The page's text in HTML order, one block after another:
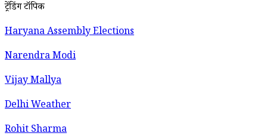
ट्रेंडिंग टॉपिक
Haryana Assembly Elections
Narendra Modi
Vijay Mallya
Delhi Weather
Rohit Sharma